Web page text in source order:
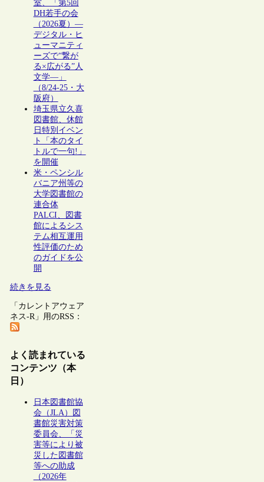
室、「第5回
DH若手の会
（2026夏）―
デジタル・ヒ
ューマニティ
ーズで“繋が
る×広がる”人
文学―」
（8/24-25・大
阪府）
埼玉県立久喜
図書館、休館
日特別イベン
ト「本のタイ
トルで一句!」
を開催
米・ペンシル
バニア州等の
大学図書館の
連合体
PALCI、図書
館によるシス
テム相互運用
性評価のため
のガイドを公
開
続きを見る
「カレントアウェア
ネス-R」用のRSS：
よく読まれている
コンテンツ（本
日）
日本図書館協
会（JLA）図
書館災害対策
委員会、「災
害等により被
災した図書館
等への助成
（2026年